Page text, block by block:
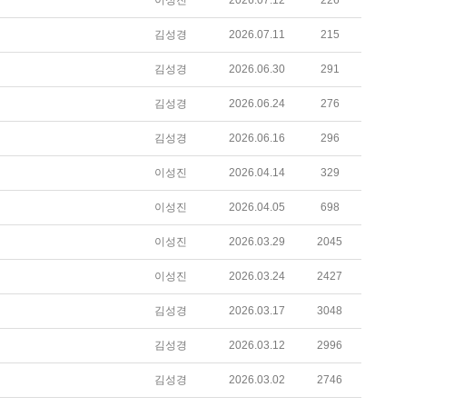
김성경 2026.07.11 215
김성경 2026.06.30 291
김성경 2026.06.24 276
김성경 2026.06.16 296
이성진 2026.04.14 329
이성진 2026.04.05 698
이성진 2026.03.29 2045
이성진 2026.03.24 2427
김성경 2026.03.17 3048
김성경 2026.03.12 2996
김성경 2026.03.02 2746